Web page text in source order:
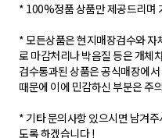
* 100%정품 상품만 제공드리며
* 모든상품은 현지매장검수와
로 마감처리나 박음질 등은 개체
검수통과된 상품은 공식매장에
때문에 이에 민감하신 부분은 주
* 기타 문의사항 있으시면 남겨
도록 하겠습니다 !